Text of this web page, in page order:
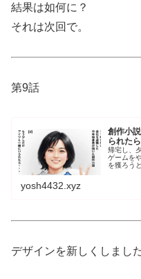
結果は如何に？
それは次回で。
第9話
創作小
られた
帰宅し、
ゲームを
を獲ろう
yosh4432.xyz
デザインを新しくしまし